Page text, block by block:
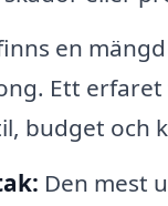
en
Ett
budget och
Den mest